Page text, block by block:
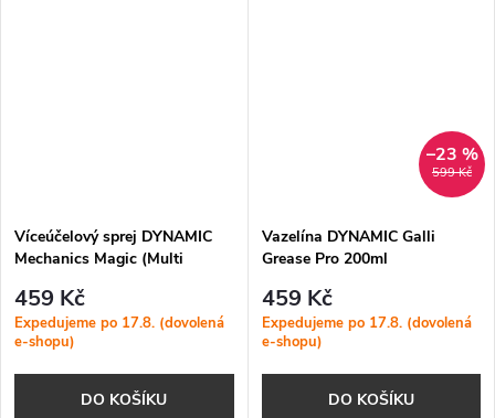
Víceúčelový sprej DYNAMIC
Mechanics Magic (Multi
459 Kč
Expedujeme po 17.8. (dovolená
e-shopu)
DO KOŠÍKU
599 Kč
–23 %
Vazelína DYNAMIC Galli
Grease Pro 200ml
459 Kč
Expedujeme po 17.8. (dovolená
e-shopu)
DO KOŠÍKU